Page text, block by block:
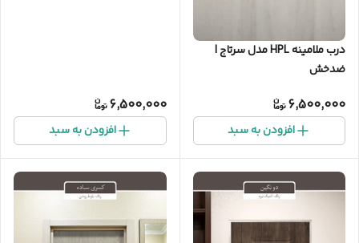
درب ملامینه HPL مدل سرتاج |
ضدخش
6,500,000
افزودن به سبد
6,500,000
افزودن به سبد